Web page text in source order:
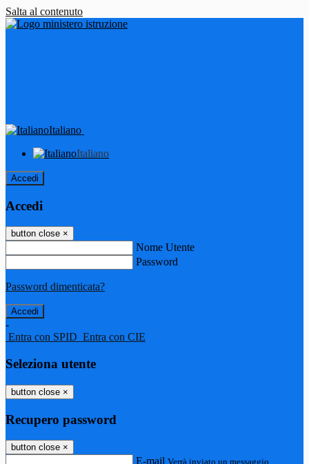
Salta al contenuto
Italiano
Italiano
Accedi
Accedi
button close ×
Nome Utente
Password
Password dimenticata?
-
Entra con SPID Entra con CIE
Seleziona utente
button close ×
Recupero password
button close ×
E-mail Verrà inviato un messaggio